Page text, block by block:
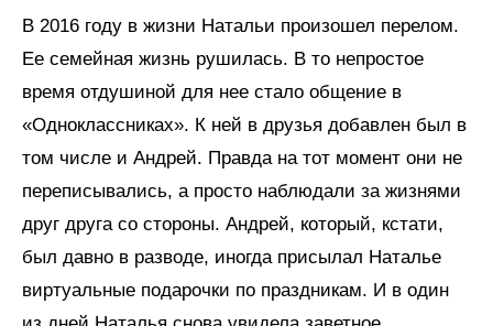
В 2016 году в жизни Натальи произошел перелом.
Ее семейная жизнь рушилась. В то непростое
время отдушиной для нее стало общение в
«Одноклассниках». К ней в друзья добавлен был в
том числе и Андрей. Правда на тот момент они не
переписывались, а просто наблюдали за жизнями
друг друга со стороны. Андрей, который, кстати,
был давно в разводе, иногда присылал Наталье
виртуальные подарочки по праздникам. И в один